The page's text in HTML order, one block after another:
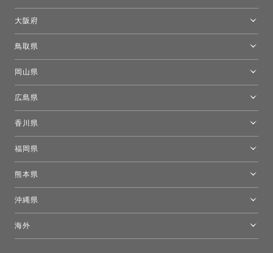
大阪府
鳥取県
岡山県
広島県
香川県
福岡県
熊本県
沖縄県
海外